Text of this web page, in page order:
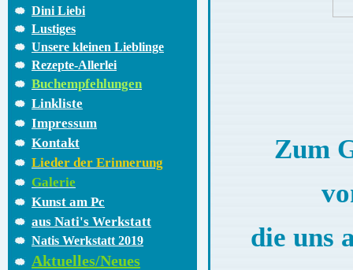
Dini Liebi
Lustiges
Unsere kleinen Lieblinge
Rezepte-Allerlei
Buchempfehlungen
Linkliste
Impressum
Kontakt
Lieder der Erinnerung
Galerie
Kunst am Pc
aus Nati's Werkstatt
Natis Werkstatt 2019
Aktuelles/Neues
Zum
die uns